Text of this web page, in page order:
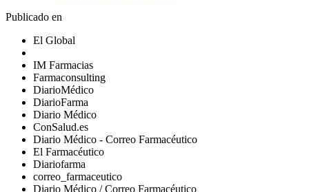
Publicado en
El Global
IM Farmacias
Farmaconsulting
DiarioMédico
DiarioFarma
Diario Médico
ConSalud.es
Diario Médico - Correo Farmacéutico
El Farmacéutico
Diariofarma
correo_farmaceutico
Diario Médico / Correo Farmacéutico